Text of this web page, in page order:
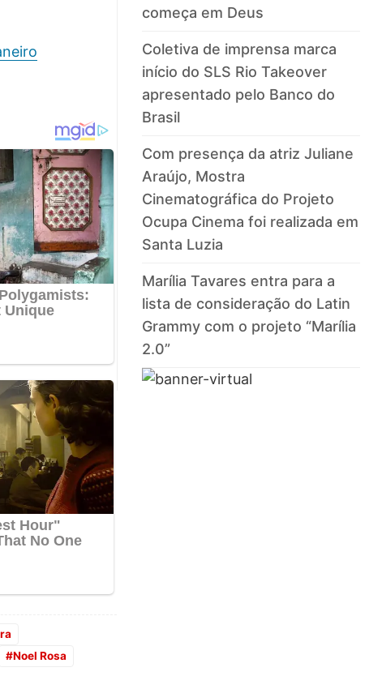
#Noel Rosa
começa em Deus
Coletiva de imprensa marca
início do SLS Rio Takeover
apresentado pelo Banco do
Brasil
Com presença da atriz Juliane
Araújo, Mostra
Cinematográfica do Projeto
Ocupa Cinema foi realizada em
Santa Luzia
Marília Tavares entra para a
lista de consideração do Latin
Grammy com o projeto “Marília
2.0”